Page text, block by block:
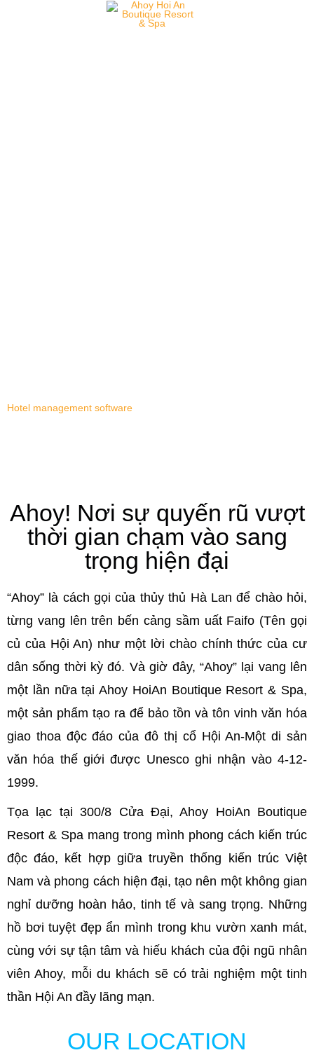
Hotel management software
Ahoy! Nơi sự quyến rũ vượt
thời gian chạm vào sang
trọng hiện đại
“Ahoy” là cách gọi của thủy thủ Hà Lan để chào hỏi,
từng vang lên trên bến cảng sầm uất Faifo (Tên gọi
củ của Hội An) như một lời chào chính thức của cư
dân sống thời kỳ đó. Và giờ đây, “Ahoy” lại vang lên
một lần nữa tại Ahoy HoiAn Boutique Resort & Spa,
một sản phẩm tạo ra để bảo tồn và tôn vinh văn hóa
giao thoa độc đáo của đô thị cổ Hội An-Một di sản
văn hóa thế giới được Unesco ghi nhận vào 4-12-
1999.
Tọa lạc tại 300/8 Cửa Đại, Ahoy HoiAn Boutique
Resort & Spa mang trong mình phong cách kiến trúc
độc đáo, kết hợp giữa truyền thống kiến trúc Việt
Nam và phong cách hiện đại, tạo nên một không gian
nghỉ dưỡng hoàn hảo, tinh tế và sang trọng. Những
hồ bơi tuyệt đẹp ẩn mình trong khu vườn xanh mát,
cùng với sự tận tâm và hiếu khách của đội ngũ nhân
viên Ahoy, mỗi du khách sẽ có trải nghiệm một tinh
thần Hội An đầy lãng mạn.
OUR LOCATION